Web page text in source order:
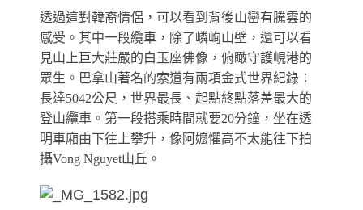
透過這對韓裔情侶，可以看到背後山巒有騰雲的
感受。其中一段纜車，除了嶙峋山壁，還可以看
見山上巨大莊嚴的白玉座佛像，俯瞰守護峴港的
眾生。 巴拿山著名的索道有兩項金式世界紀錄：
長達5042公尺，世界最長、起點終點落差最大的
登山纜車。第一段搭乘時間就要20分鐘，坐在透
明車廂由下往上攀升，像阿嬤懼高不太能往下拍
攝Vong Nguyet山丘。